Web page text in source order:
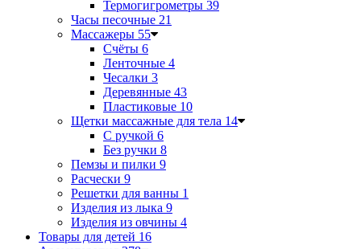
Термогигрометры 39
Часы песочные 21
Массажеры 55
Счёты 6
Ленточные 4
Чесалки 3
Деревянные 43
Пластиковые 10
Щетки массажные для тела 14
С ручкой 6
Без ручки 8
Пемзы и пилки 9
Расчески 9
Решетки для ванны 1
Изделия из лыка 9
Изделия из овчины 4
Товары для детей 16